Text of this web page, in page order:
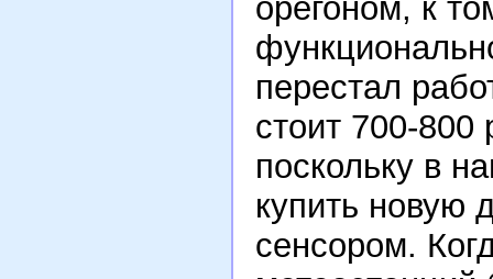
орегоном, к
перестал
стоит 700-800
поскольку в
купить новую
сенсором.